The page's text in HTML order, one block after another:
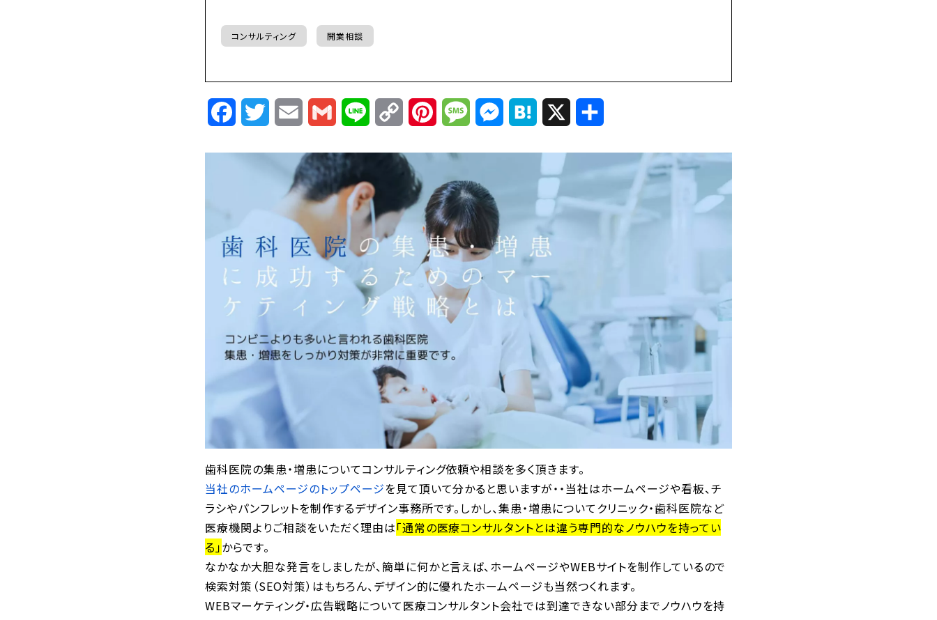
コンサルティング 開業相談
FacebookTwitterEmail Gmail Line
Copy
Link
PinterestMessageMessenger
Hatena
歯科医院の集患・増患についてコンサルティング依頼や相談を多く頂きます。
当社のホームページのトップページを見て頂いて分かると思いますが・・当社はホームページや看板、チ
ラシやパンフレットを制作するデザイン事務所です。しかし、集患・増患についてクリニック・歯科医院など
医療機関よりご相談をいただく理由は「通常の医療コンサルタントとは違う専門的なノウハウを持ってい
る」からです。
なかなか大胆な発言をしましたが、簡単に何かと言えば、ホームページやWEBサイトを制作しているので
検索対策（SEO対策）はもちろん、デザイン的に優れたホームページも当然つくれます。
WEBマーケティング・広告戦略について医療コンサルタント会社では到達できない部分までノウハウを持